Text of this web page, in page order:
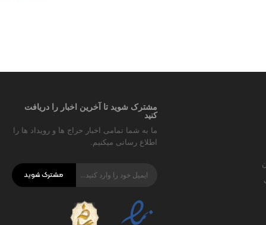
مشترک شوید تا آخرین اخبار را دریافت
کنید
ما به شما تمامی اخبار حراج ها و رویداد ها را
اطلاع رسانی میکنیم.
مشترک شوید